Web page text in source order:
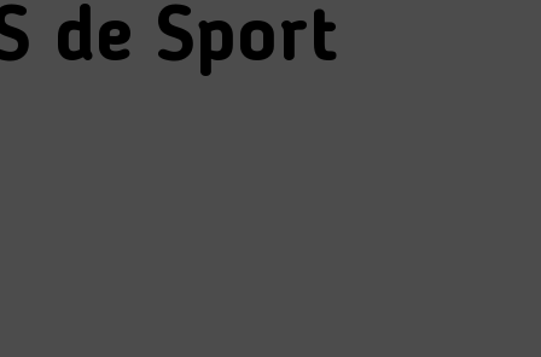
de Sport